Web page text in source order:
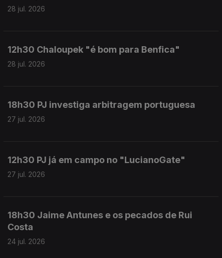
28 jul. 2026
12h30 Chaloupek "é bom para Benfica"
28 jul. 2026
18h30 PJ investiga arbitragem portuguesa
27 jul. 2026
12h30 PJ já em campo no "LucianoGate"
27 jul. 2026
18h30 Jaime Antunes e os pecados de Rui
Costa
24 jul. 2026